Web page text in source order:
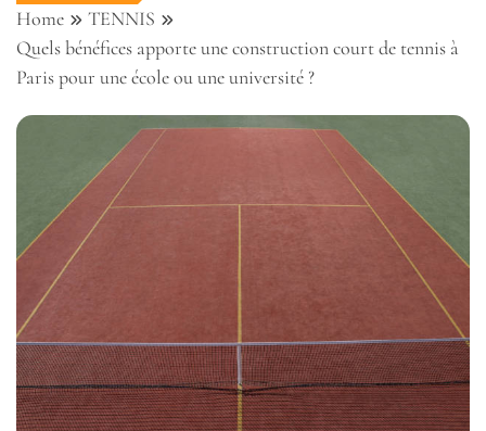
Home
TENNIS
Quels bénéfices apporte une construction court de tennis à
Paris pour une école ou une université ?